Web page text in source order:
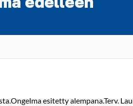
esitetty alempana.Terv.